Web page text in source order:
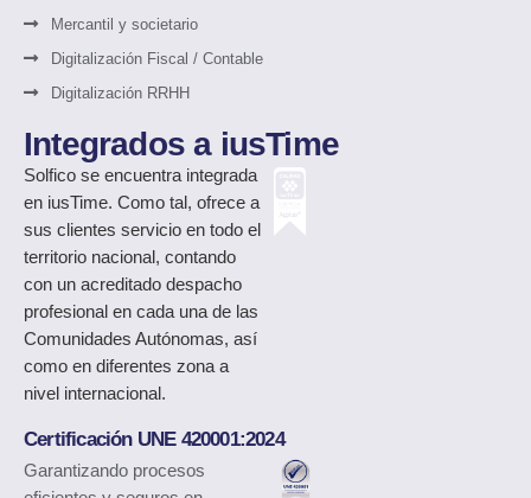
Mercantil y societario
Digitalización Fiscal / Contable
Digitalización RRHH
Integrados a iusTime
Solfico se encuentra integrada
en iusTime. Como tal, ofrece a
sus clientes servicio en todo el
territorio nacional, contando
con un acreditado despacho
profesional en cada una de las
Comunidades Autónomas, así
como en diferentes zona a
nivel internacional.
Certificación UNE 420001:2024
Garantizando procesos